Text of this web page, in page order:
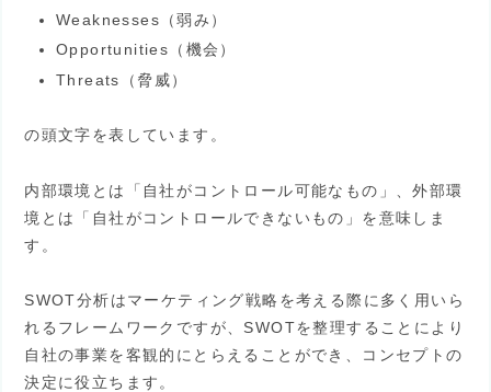
Weaknesses（弱み）
Opportunities（機会）
Threats（脅威）
の頭文字を表しています。
内部環境とは「自社がコントロール可能なもの」、外部環
境とは「自社がコントロールできないもの」を意味しま
す。
SWOT分析はマーケティング戦略を考える際に多く用いら
れるフレームワークですが、SWOTを整理することにより
自社の事業を客観的にとらえることができ、コンセプトの
決定に役立ちます。